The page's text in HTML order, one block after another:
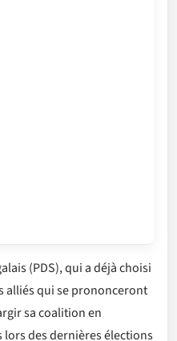
(PDS), qui a déjà choisi
alliés qui se prononceront
sa coalition en
lors des dernières élections